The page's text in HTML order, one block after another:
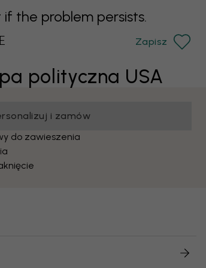
the problem persists.
polityczna USA
Zapisz
i zamów
do zawieszenia